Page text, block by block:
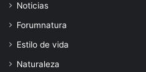
Noticias
Forumnatura
Estilo de vida
Naturaleza